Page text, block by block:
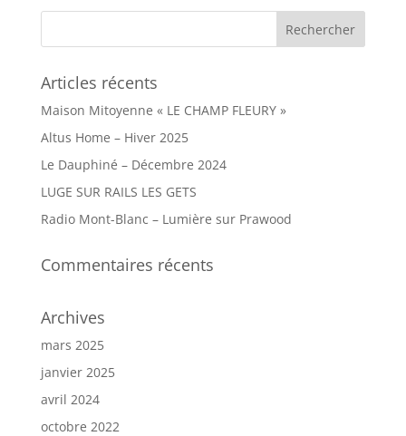
Articles récents
Maison Mitoyenne « LE CHAMP FLEURY »
Altus Home – Hiver 2025
Le Dauphiné – Décembre 2024
LUGE SUR RAILS LES GETS
Radio Mont-Blanc – Lumière sur Prawood
Commentaires récents
Archives
mars 2025
janvier 2025
avril 2024
octobre 2022